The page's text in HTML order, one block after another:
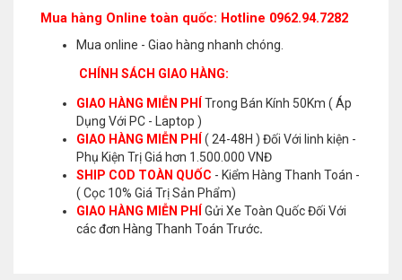
Mua hàng Online toàn quốc: Hotline 0962.94.7282
Mua online - Giao hàng nhanh chóng.
CHÍNH SÁCH GIAO HÀNG:
GIAO HÀNG MIỄN PHÍ
Trong Bán Kính 50Km ( Áp
Dụng Với PC - Laptop )
GIAO HÀNG MIỄN PHÍ
( 24-48H ) Đối Với linh kiện -
Phụ Kiện Trị Giá hơn 1.500.000 VNĐ
SHIP COD TOÀN QUỐC - Kiểm Hàng Thanh Toán -
( Cọc 10% Giá Trị Sản Phẩm)
GIAO HÀNG MIỄN PHÍ
Gửi Xe Toàn Quốc Đối Với
các đơn Hàng Thanh Toán Trước.